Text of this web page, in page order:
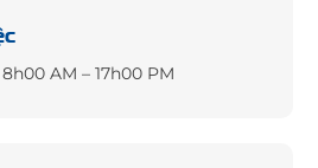
AM – 17h00 PM